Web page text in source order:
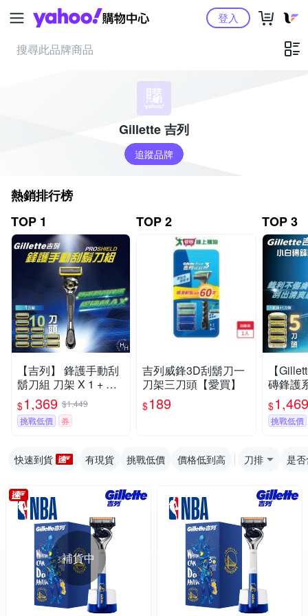
Yahoo購物中心登入
Gillette 吉列
追蹤品牌
熱銷排行榜
TOP 1
【吉列】 鋒護手動刮
鬍刀組 刀架 X 1 + 刀
頭 X 10
$1,369 $1,449
挑戰低價
券
TOP 2
吉列威鋒3D刮鬍刀一
刀架三刀頭【愛買】
$189
TOP 3
【
磚鋒護
刀
$1,469
挑戰低價
快速到貨 有現貨 挑戰低價 價格低到高 刀排 是
補貨中